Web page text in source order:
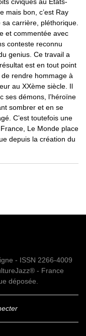
mais bon, c’est Ray
carrière, pléthorique.
et commentée avec
conteste reconnu
genius. Ce travail a
est en tout point
rendre hommage à
au XXème siècle. Il
ses démons, l’héroïne
sombrer et en se
C’est toutefois une
Le Monde place
depuis la création du
- ISSN 2266-4009
- France
déposée.